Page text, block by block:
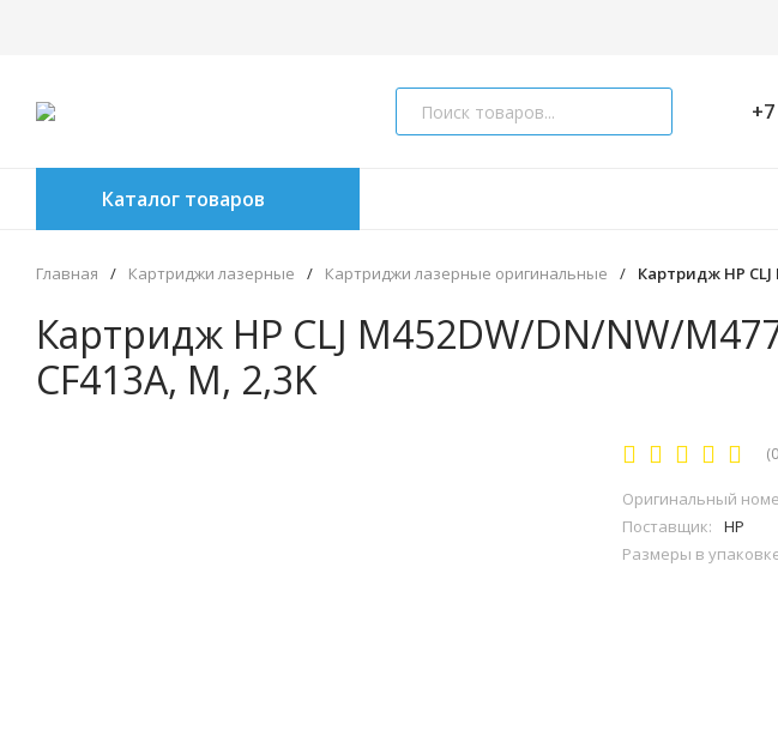
Каталог товаров
Главная / Картриджи лазерные / Картриджи лазерные оригинальные / Картридж HP CLJ
Картридж HP CLJ M452DW/DN/NW/
CF413A, M, 2,3K
Оригинальный
Поставщик:
HP
Размеры в